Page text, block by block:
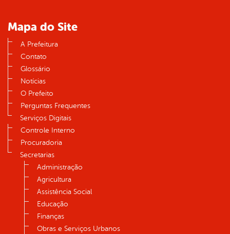
Mapa do Site
A Prefeitura
Contato
Glossário
Notícias
O Prefeito
Perguntas Frequentes
Serviços Digitais
Controle Interno
Procuradoria
Secretarias
Administração
Agricultura
Assistência Social
Educação
Finanças
Obras e Serviços Urbanos